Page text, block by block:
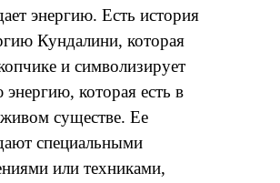
энергию. Есть история
Кундалини, которая
и символизирует
которая есть в
существе. Ее
специальными
или техниками,